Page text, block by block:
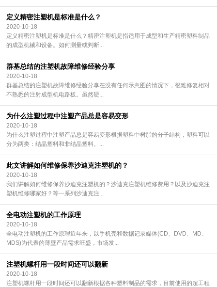
定义精密注塑机是标准是什么？
2020-10-18
定义精密注塑机是标准是什么？精密注塑机是指适用于成型和生产精密塑料制品
的成型机械和设备。如何测量或判断...
群基总结的注塑机故障维修经验分享
2020-10-18
群基总结的注塑机故障维修经验分享在没有任何示意图的情况下，很难修复相对
不熟悉的注射成型机电路板。虽然硬...
为什么注塑过程中注塑产品总是容易变形
2020-10-18
为什么注塑过程中注塑产品总是容易变形根据塑料中树脂的分子结构，塑料可以
分为两类：结晶塑料和非结晶塑料。...
此文讲解如何维修保养沙迪克注塑机的？
2020-10-18
我们讲解如何维修保养沙迪克注塑机的？沙迪克注塑机维修费用？以及沙迪克注
塑机维修哪家好？等一系列沙迪克注...
全电动注塑机的工作原理
2020-10-18
全电动注塑机的工作原理近年来，以手机壳和数据记录媒体(CD、DVD、MD、
MDS)为代表的薄壁产品需求旺盛，市场发...
注塑机螺杆用一段时间还可以翻新
2020-10-18
注塑机螺杆用一段时间还可以翻新根据各种塑料制品的需求，目前使用的超工程